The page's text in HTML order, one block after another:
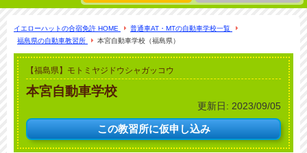
イエローハットの合宿免許 HOME
普通車AT・MTの自動車学校一覧
福島県の自動車教習所
本宮自動車学校（福島県）
【福島県】モトミヤジドウシャガッコウ
本宮自動車学校
更新日: 2023/09/05
この教習所に仮申し込み